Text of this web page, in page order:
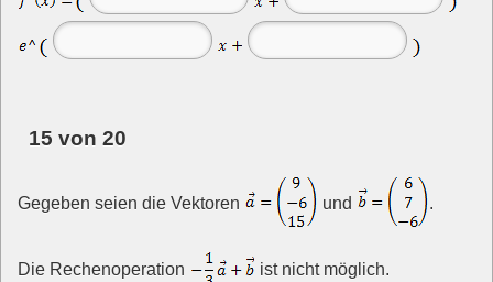
15 von 20
Gegeben seien die Vektoren und .
Die Rechenoperation ist nicht möglich.